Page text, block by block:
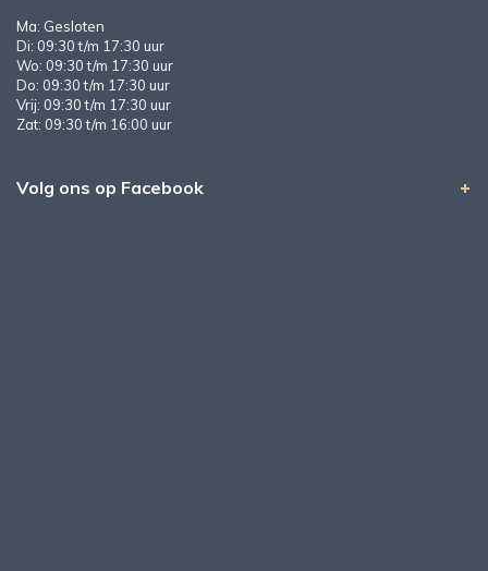
Ma: Gesloten
Di: 09:30 t/m 17:30 uur
Wo: 09:30 t/m 17:30 uur
Do: 09:30 t/m 17:30 uur
Vrij: 09:30 t/m 17:30 uur
Zat: 09:30 t/m 16:00 uur
Volg ons op Facebook